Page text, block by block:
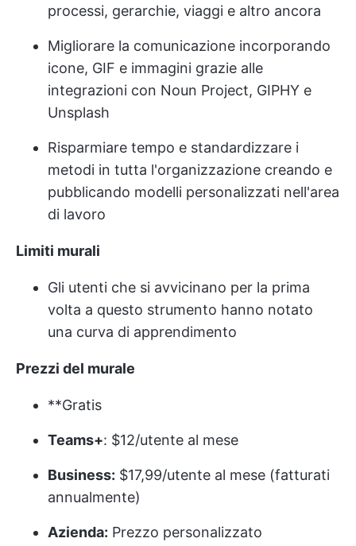
processi, gerarchie, viaggi e altro ancora
Migliorare la comunicazione incorporando
icone, GIF e immagini grazie alle
integrazioni con Noun Project, GIPHY e
Unsplash
Risparmiare tempo e standardizzare i
metodi in tutta l'organizzazione creando e
pubblicando modelli personalizzati nell'area
di lavoro
Limiti murali
Gli utenti che si avvicinano per la prima
volta a questo strumento hanno notato
una curva di apprendimento
Prezzi del murale
**Gratis
Teams+: $12/utente al mese
Business: $17,99/utente al mese (fatturati
annualmente)
Azienda: Prezzo personalizzato